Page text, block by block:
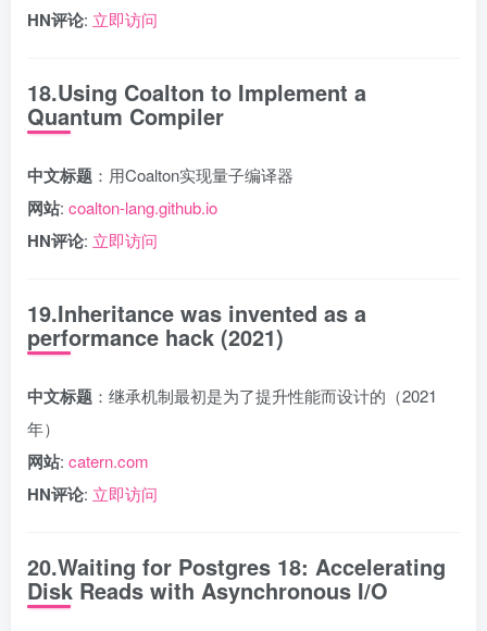
HN评论: 立即访问
18.Using Coalton to Implement a
Quantum Compiler
中文标题 ：用Coalton实现量子编译器
网站: coalton-lang.github.io
HN评论: 立即访问
19.Inheritance was invented as a
performance hack (2021)
中文标题 ：继承机制最初是为了提升性能而设计的（2021
年）
网站: catern.com
HN评论: 立即访问
20.Waiting for Postgres 18: Accelerating
Disk Reads with Asynchronous I/O